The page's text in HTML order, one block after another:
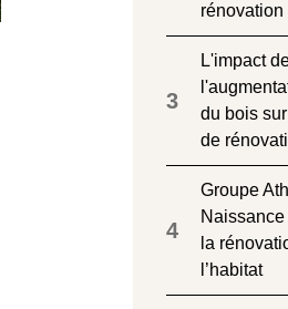
rénovation
3
L'impact
du bois
de
4
Groupe
la
l’habitat